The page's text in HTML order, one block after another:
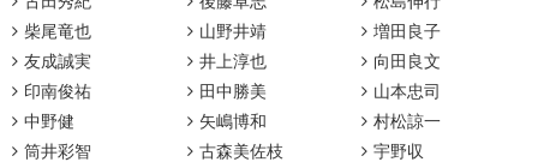
柴尾竜也
山野井靖
増田良子
友成誠実
井上淳也
向田良文
印南俊祐
田中勝美
山本忠司
中野健
矢嶋博和
村松諒一
筒井彩智
古森美佐枝
宇野収